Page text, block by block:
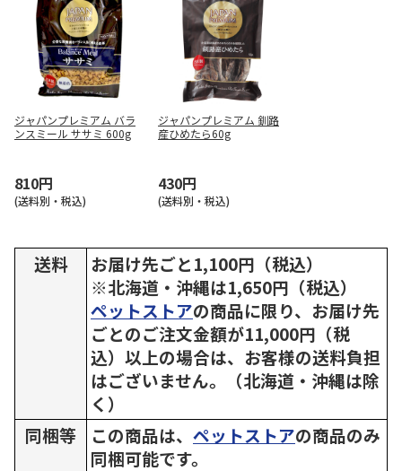
ジャパンプレミアム バラ
ンスミール ササミ 600g
810円
(送料別・税込)
ジャパンプレミアム 釧路
産ひめたら60g
430円
(送料別・税込)
送料
お届け先ごと1,100円（税込）
※北海道・沖縄は1,650円（税込）
ペットストアの商品に限り、お届け先
ごとのご注文金額が11,000円（税
込）以上の場合は、お客様の送料負担
はございません。（北海道・沖縄は除
く）
同梱等
この商品は、 ペットストアの商品のみ
同梱可能です。